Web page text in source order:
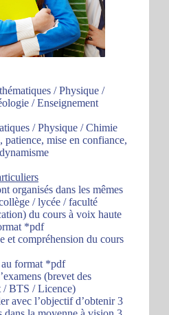
/ Physique /
/ Enseignement
/ Physique / Chimie
patience, mise en confiance,
organisés dans les mêmes
/ lycée / faculté
du cours à voix haute
*pdf
et compréhension du cours
format *pdf
(brevet des
/ BTS / Licence)
avec l’objectif d’obtenir 3